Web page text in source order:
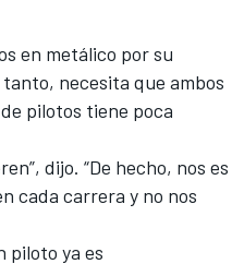
en metálico por su
necesita que ambos
pilotos tiene poca
dijo. “De hecho, nos es
cada carrera y no nos
piloto ya es